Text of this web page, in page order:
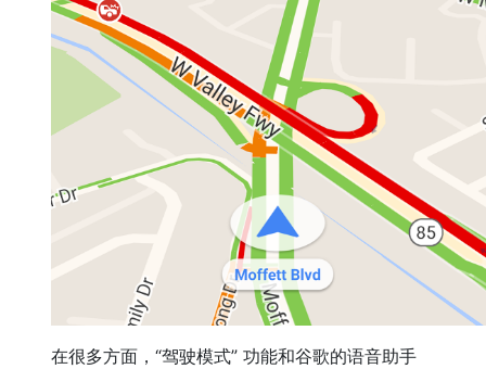
在很多方面，“驾驶模式” 功能和谷歌的语音助手